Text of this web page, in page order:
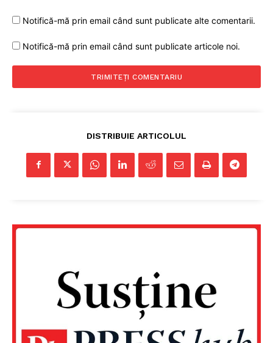
Notifică-mă prin email când sunt publicate alte comentarii.
Notifică-mă prin email când sunt publicate articole noi.
DISTRIBUIE ARTICOLUL